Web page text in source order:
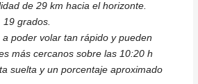
de 29 km hacia el horizonte.
19 grados.
poder volar tan rápido y pueden
más cercanos sobre las 10:20 h
suelta y un porcentaje aproximado